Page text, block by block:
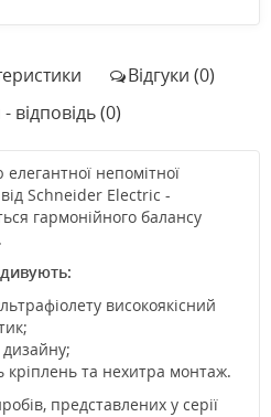
Відгуки (0)
відповідь (0)
непомітної
Schneider Electric -
гармонійного балансу
високоякісний
кріплень та нехитра монтаж.
представлених у серії